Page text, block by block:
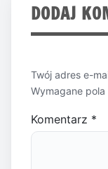
DODAJ
Twój adres e-
Wymagane
Komentarz *